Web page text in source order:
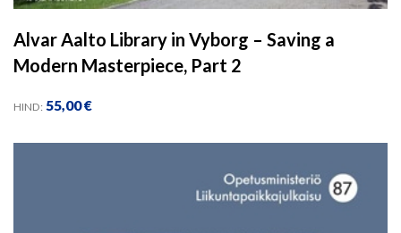
Alvar Aalto Library in Vyborg – Saving a
Modern Masterpiece, Part 2
HIND: 55,00€